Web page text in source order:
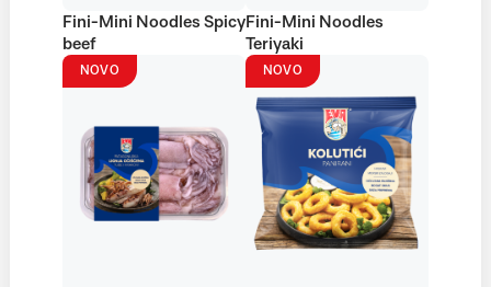
Fini-Mini Noodles Spicy
beef
Fini-Mini Noodles
Teriyaki
NOVO NOVO